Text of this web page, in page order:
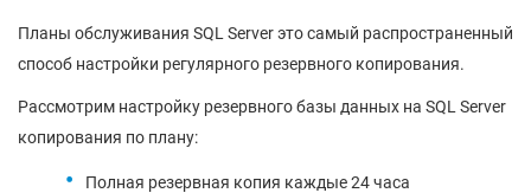
Планы обслуживания SQL Server это самый распространенный
способ настройки регулярного резервного копирования.
Рассмотрим настройку резервного базы данных на SQL Server
копирования по плану:
Полная резервная копия каждые 24 часа